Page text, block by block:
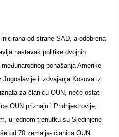
od strane SAD, a odobrena
nastavak politike dvojnih
ponašanja Amerike
Jugoslavije i izdvajanja Kosova iz
za članicu OUN, neće ostati
OUN priznaju i Pridnjestrovlje,
u jednom trenutku su Sjedinjene
od 70 zemalja- članica OUN